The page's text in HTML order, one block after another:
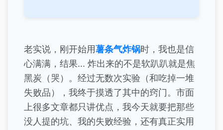
老实说，刚开始用薯条气炸锅时，我也是信
心满满，结果... 炸出来的不是软趴趴就是焦
黑炭（哭）。经过无数次实验（和吃掉一堆
失败品），我终于摸透了其中的窍门。市面
上很多文章都只讲优点，我今天就要把那些
没人提的坑、我的失败经验，还有真正实用